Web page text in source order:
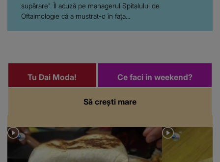
supărare". Îl acuză pe managerul Spitalului de
Oftalmologie că a mustrat-o în fața...
Să crești mare
Tu Dai Moda! Ce faci in weekend?